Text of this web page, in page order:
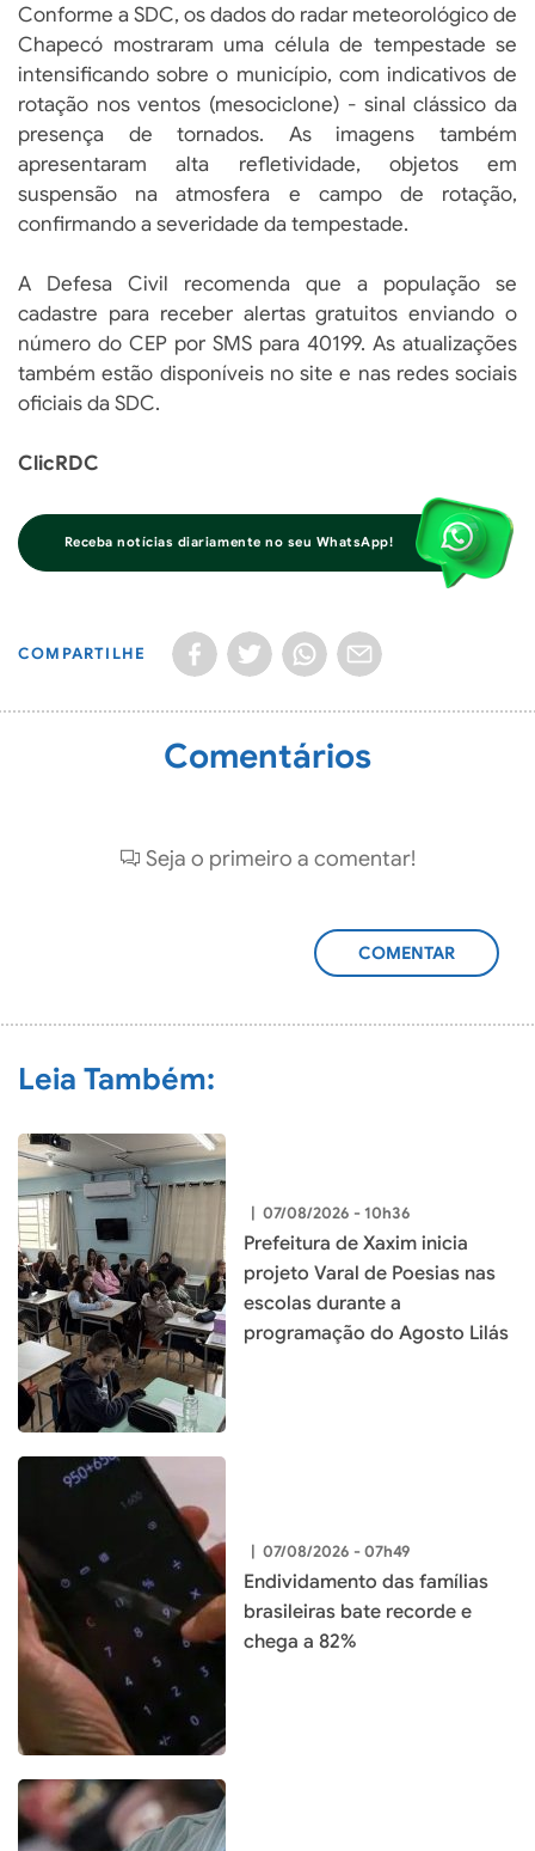
Conforme a SDC, os dados do radar meteorológico de
Chapecó mostraram uma célula de tempestade se
intensificando sobre o município, com indicativos de
rotação nos ventos (mesociclone) - sinal clássico da
presença de tornados. As imagens também
apresentaram alta refletividade, objetos em
suspensão na atmosfera e campo de rotação,
confirmando a severidade da tempestade.
A Defesa Civil recomenda que a população se
cadastre para receber alertas gratuitos enviando o
número do CEP por SMS para 40199. As atualizações
também estão disponíveis no site e nas redes sociais
oficiais da SDC.
ClicRDC
Receba notícias diariamente no seu WhatsApp!
COMPARTILHE
Comentários
Seja o primeiro a comentar!
ADICIONAR
Leia Também:
| 07/08/2026 - 10h36
Prefeitura de Xaxim inicia
projeto Varal de Poesias nas
escolas durante a
programação do Agosto Lilás
| 07/08/2026 - 07h49
Endividamento das famílias
brasileiras bate recorde e
chega a 82%